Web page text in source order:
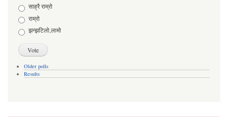
Choicesसाह्रै राम्रो
राम्रो
झन्झटिलो,लामो
Older polls
Results